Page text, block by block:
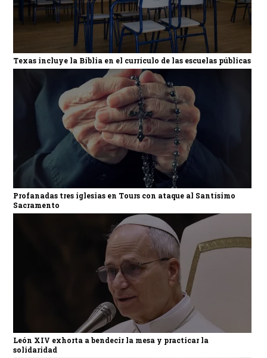
Texas incluye la Biblia en el currículo de las escuelas públicas
Profanadas tres iglesias en Tours con ataque al Santísimo
Sacramento
León XIV exhorta a bendecir la mesa y practicar la
solidaridad